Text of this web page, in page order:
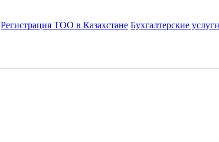
Регистрация ТОО в Казахстане Бухгалтерские услуги